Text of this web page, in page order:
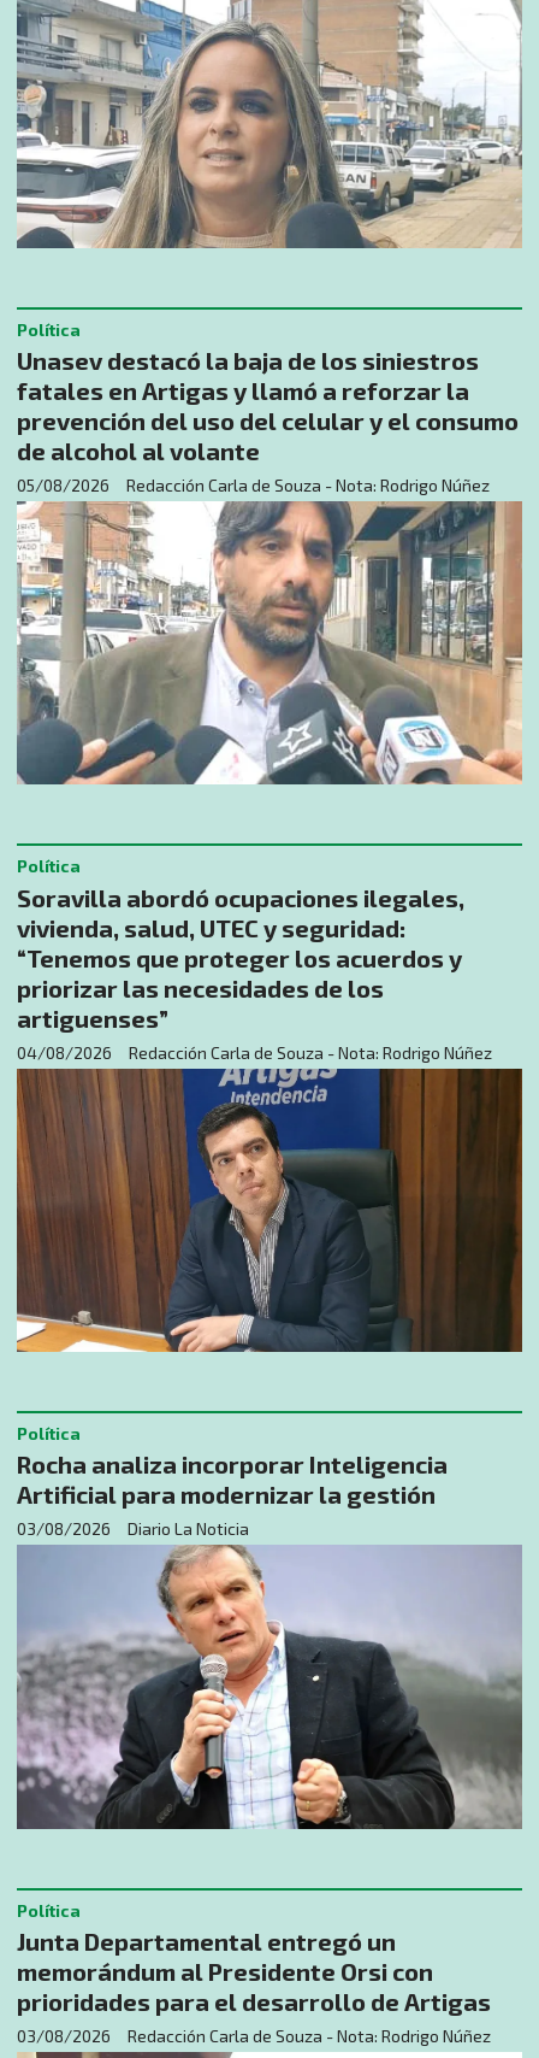
Unasev destacó la baja de los siniestros
fatales en Artigas y llamó a reforzar la
prevención del uso del celular y el consumo
de alcohol al volante
Redacción Carla de Souza - Nota: Rodrigo Núñez
Política
05/08/2026
Soravilla abordó ocupaciones ilegales,
vivienda, salud, UTEC y seguridad:
“Tenemos que proteger los acuerdos y
priorizar las necesidades de los
artiguenses”
Redacción Carla de Souza - Nota: Rodrigo Núñez
Política
04/08/2026
Rocha analiza incorporar Inteligencia
Artificial para modernizar la gestión
Diario La Noticia
Política
03/08/2026
Junta Departamental entregó un
memorándum al Presidente Orsi con
prioridades para el desarrollo de Artigas
Redacción Carla de Souza - Nota: Rodrigo Núñez
Política
03/08/2026